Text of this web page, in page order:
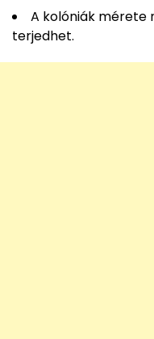
A kolóniák mérete
terjedhet.